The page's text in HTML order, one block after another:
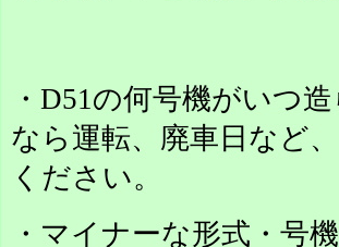
・D51の何号機がいつ
なら運転、廃車日など
ください。
・マイナーな形式・号